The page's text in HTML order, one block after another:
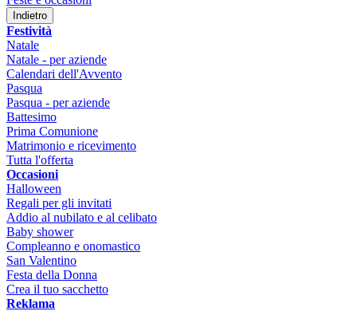
Indietro
Festività
Natale
Natale - per aziende
Calendari dell'Avvento
Pasqua
Pasqua - per aziende
Battesimo
Prima Comunione
Matrimonio e ricevimento
Tutta l'offerta
Occasioni
Halloween
Regali per gli invitati
Addio al nubilato e al celibato
Baby shower
Compleanno e onomastico
San Valentino
Festa della Donna
Crea il tuo sacchetto
Reklama